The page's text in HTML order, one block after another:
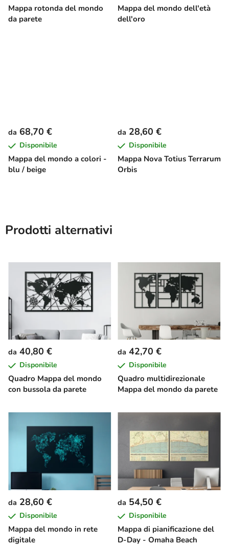
Mappa rotonda del mondo
da parete
Mappa del mondo dell'età
dell'oro
Mappa del mondo a colori -
blu / beige
da 68,70 €
Disponibile
Mappa Nova Totius Terrarum
Orbis
da 28,60 €
Disponibile
Prodotti alternativi
Quadro Mappa del mondo
con bussola da parete
da 40,80 €
Disponibile
Quadro multidirezionale
Mappa del mondo da parete
da 42,70 €
Disponibile
Mappa del mondo in rete
digitale
da 28,60 €
Disponibile
Mappa di pianificazione del
D-Day - Omaha Beach
da 54,50 €
Disponibile